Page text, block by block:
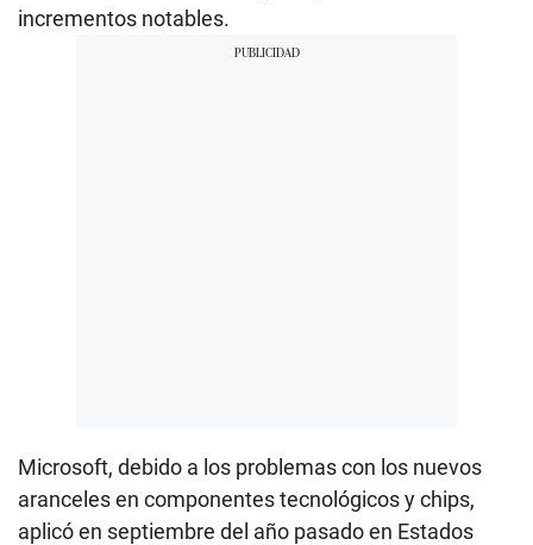
incrementos notables.
Microsoft, debido a los problemas con los nuevos
aranceles en componentes tecnológicos y chips,
aplicó en septiembre del año pasado en Estados